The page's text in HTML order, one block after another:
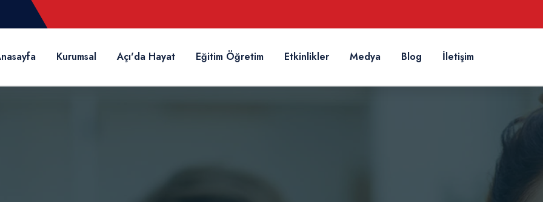
Kurumsal Açı'da Hayat Eğitim Öğretim Etkinlikler Medya Blog İletişim